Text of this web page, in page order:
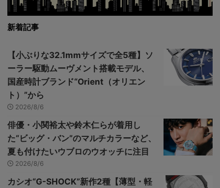
新着記事
【小ぶりな32.1mmサイズで全5種】ソ
ーラー駆動ムーヴメント搭載モデル、
国産時計ブランド“Orient（オリエン
ト）”から
2026/8/6
俳優・小関裕太や鈴木仁らが着用し
た“ビッグ・バン”のマルチカラーなど、
夏も付けたいウブロのウオッチに注目
2026/8/6
カシオ“G-SHOCK”新作2種【薄型・軽